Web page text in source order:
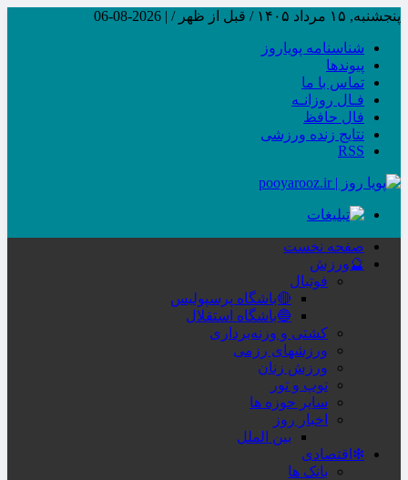
پنجشنبه, ۱۵ مرداد ۱۴۰۵ / قبل از ظهر / |
2026-08-06
شناسنامه پویاروز
پیوندها
تماس با ما
فـال روزانـه
فال حافظ
نتایج زنده ورزشی
RSS
صفحه نخست
🔮ورزش
فوتبال
🔴باشگاه پرسپولیس
🔵باشگاه استقلال
کشتی و وزنه‌برداری
ورزشهای رزمی
ورزش زنان
توپ و تور
سایر حوزه ها
اخبار روز
بین الملل
❇اقتصادی
بانک ها